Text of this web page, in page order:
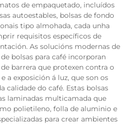
de empaquetado, incluídos
autoestables, bolsas de fondo
tipo almohada, cada unha
requisitos específicos de
As solucións modernas de
bolsas para café incorporan
barrera que protexen contra o
a exposición á luz, que son os
calidade do café. Estas bolsas
laminadas multicamada que
polietileno, folla de aluminio e
para crear ambientes